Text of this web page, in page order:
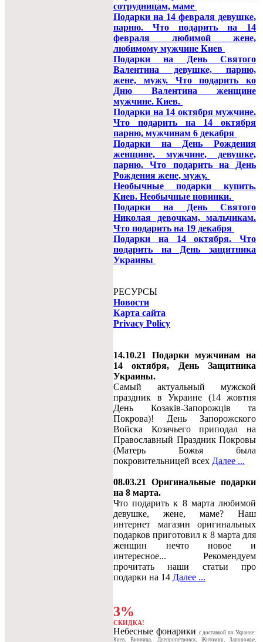
сотрудницам, маме
Подарки на 14 февраля девушке,
парню. Что подарить на 14
февраля любимой жене,
любимому мужчине Киев
Подарки на День Святого
Валентина девушке, парню,
жене, мужу. Что подарить ко
Дню Валентина женщине
мужчине. Киев.
Подарки на 14 октября мужчине.
Что подарить на 14 октября
парню, мужчинам 6 декабря
Подарки на День Рождения
женщине, мужчине, девушке,
парню. Что подарить на День
Рождения жене, мужу.
Необычные подарки купить.
Киев. Необычные новинки.
Подарки на День Святого
Николая девочкам, мальчикам.
Что подарить на 19 декабря
Подарки на 14 октября. Что
подарить на День защитника
Украины
РЕСУРСЫ
Новости
Карта сайта
Privacy Policy
14.10.21 Подарки мужчинам на
14 октября, День Защитника
Украины.
Самый актуальный мужской
праздник в Украине (14 жовтня
День Козаків-Запорожців та
Покрова)! День Запорожского
Войска Козачьего приподал на
Православный Праздник Покровы
(Матерь Божья была
покровительницей всех Далее ...
08.03.21 Оригинальные подарки
на 8 марта.
Что подарить к 8 марта любимой
девушке, жене, маме? Наш
интернет магазин оригинальных
подарков приготовил к 8 марта для
женщин нечто новое и
интересное... Рекомендуем
прочитать наши статьи про
подарки на 14 Далее ...
3%
СКИДКА!
Небесные фонарики c доставкой по Украине:
Киев, Винница, Днепропетровск, Житомир, Запорожье,